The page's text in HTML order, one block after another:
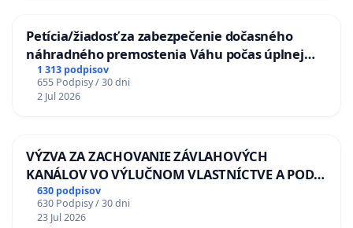
Petícia/žiadosť za zabezpečenie dočasného
náhradného premostenia Váhu počas úplnej
uzávery Vážskeho mosta v Komárne
1 313 podpisov
655 Podpisy / 30 dni
2 Jul 2026
VÝZVA ZA ZACHOVANIE ZÁVLAHOVÝCH
KANÁLOV VO VÝLUČNOM VLASTNÍCTVE A POD
KONTROLOU SLOVENSKEJ REPUBLIKY & žiadosť
na riešenie zanedbaného stavu závlahových a
630 podpisov
630 Podpisy / 30 dni
23 Jul 2026